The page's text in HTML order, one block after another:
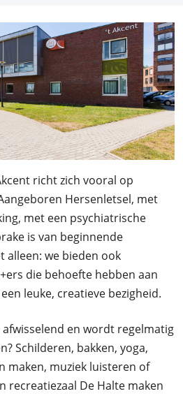
richt zich vooral op
Hersenletsel, met
met een psychiatrische
is van beginnende
alleen: we bieden ook
die behoefte hebben aan
leuke, creatieve bezigheid.
en wordt regelmatig
Schilderen, bakken, yoga,
maken, muziek luisteren of
recreatiezaal De Halte maken